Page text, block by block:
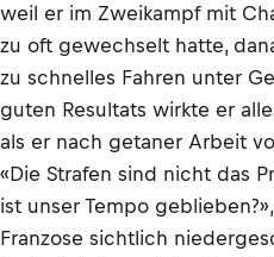
weil er im Zweikampf mit
zu oft gewechselt hatte,
zu schnelles Fahren unter
guten Resultats wirkte er
als er nach getaner Arbeit
«Die Strafen sind nicht das
ist unser Tempo
Franzose sichtlich